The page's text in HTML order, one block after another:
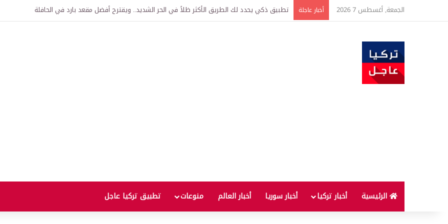
الجمعة, أغسطس 7 2026 أخبار عاجلة تركيا وسوريا توقعان اتفاقية لإنشاء “الجامعة السورية التركية” في دمشق.. منح دراسية واعتراف بالشهادات
الرئيسية أخبار تركيا أخبار سوريا أخبار العالم منوعات تطبيق تركيا عاجل